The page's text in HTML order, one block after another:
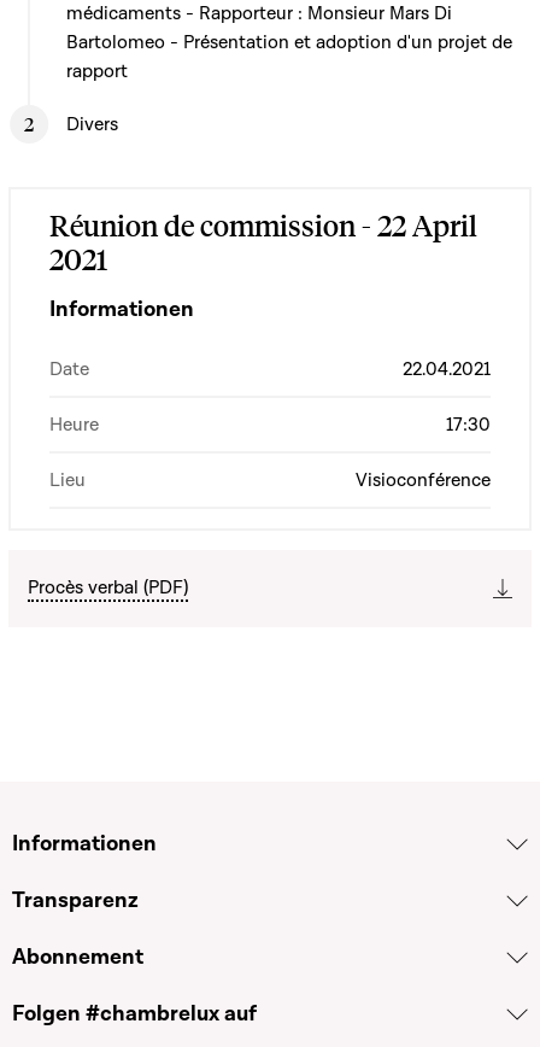
médicaments - Rapporteur : Monsieur Mars Di
Bartolomeo - Présentation et adoption d'un projet de
rapport
Divers
Réunion de commission - 22 April
2021
Informationen
Date 22.04.2021
Heure 17:30
Lieu Visioconférence
Procès verbal (PDF)
Informationen
Transparenz
Abonnement
Folgen #chambrelux auf